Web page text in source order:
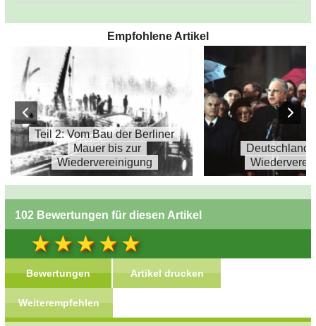
Empfohlene Artikel
Teil 2: Vom Bau der Berliner
Mauer bis zur
Wiedervereinigung
Deutschland
102 Bewertungen für diesen Artikel
Bewertungen Artikel drucken
Weiterempfehlen